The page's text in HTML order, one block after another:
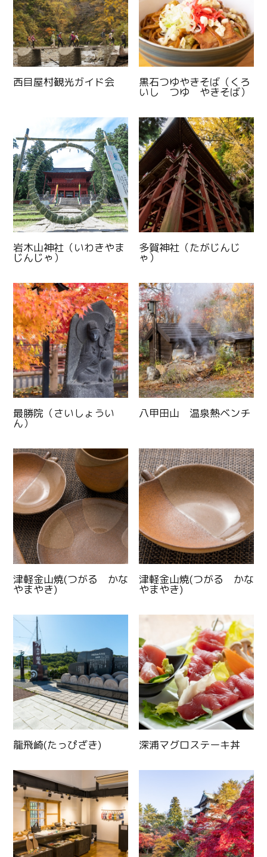
西目屋村観光ガイド会 黒石つゆやきそば（くろ
いし つゆ やきそば）
岩木山神社（いわきやま
じんじゃ）
多賀神社（たがじんじ
ゃ）
最勝院（さいしょうい
ん）
八甲田山 温泉熱ベンチ
津軽金山焼(つがる かな
やまやき)
津軽金山焼(つがる かな
やまやき)
龍飛崎(たっぴざき) 深浦マグロステーキ丼